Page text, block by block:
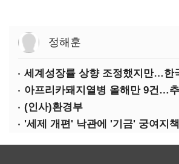
정해훈
(인사)환경부
'세제 개편' 낙관에 '기금' 궁여지책